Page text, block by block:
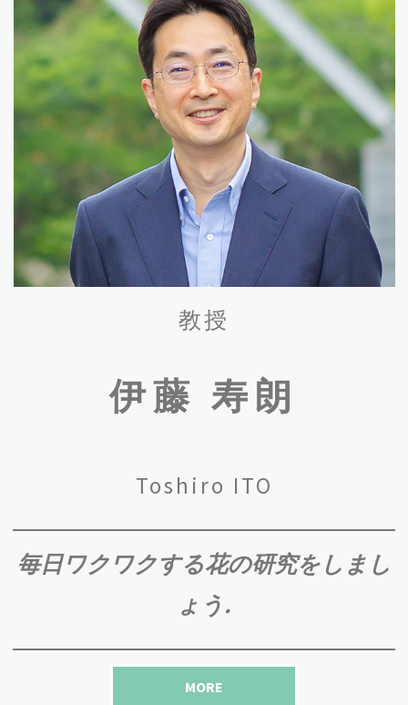
ィードバック」第2回若手の会 において優秀ポス
ター発表賞を受賞しました。
2024.12/2
伊藤教授らの論文がPlant Cellに掲載されまし
た。 詳しくはこちらからご覧ください。
2024.11/27
第47回日本分子生物学会年会が開催されM1の7名
全員がポスター発表 を行いました。
2024.11/28
第47回日本分子生物学会年会にて、和田助教が奈
良県立医科大の小林久人先生と共にオーガナイザ
「ゲノム刷り込み機構の再定義と実例：エピゲノ
D3大塚さんが NAIST Granite / NAIST Granite-AI 学
Microbial Biology (IPMB)において、「Idioblasts in
Plants: Co-option and Neofunctionalization of
Stomatal Transcription Factors for Defense
Against Herbivores in Brassicales
2024.10/11
伊藤教授と南京大Sun Bo博士との共同研究の論
ZINC FINGER PROTEIN 11 induced by AGAMOUS
教授
伊藤 寿朗
Toshiro ITO
毎日ワクワクする花の研究をしまし
ょう.
MORE